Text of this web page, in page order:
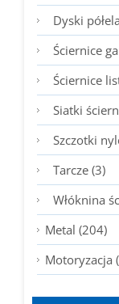
Dyski
Ściernice
Ściernice
Siatki
Szczotki
Tarcze (3)
Włóknina
Metal (204)
Motoryzacja